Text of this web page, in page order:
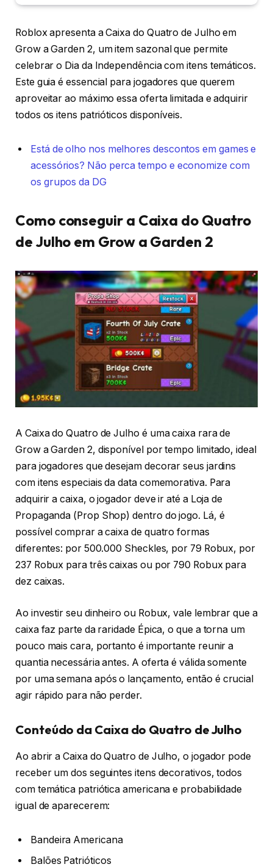
Roblox apresenta a Caixa do Quatro de Julho em
Grow a Garden 2, um item sazonal que permite
celebrar o Dia da Independência com itens temáticos.
Este guia é essencial para jogadores que querem
aproveitar ao máximo essa oferta limitada e adquirir
todos os itens patrióticos disponíveis.
Está de olho nos melhores descontos em games e
acessórios? Não perca tempo e economize com
os grupos da DG
Como conseguir a Caixa do Quatro
de Julho em Grow a Garden 2
A Caixa do Quatro de Julho é uma caixa rara de
Grow a Garden 2, disponível por tempo limitado, ideal
para jogadores que desejam decorar seus jardins
com itens especiais da data comemorativa. Para
adquirir a caixa, o jogador deve ir até a Loja de
Propaganda (Prop Shop) dentro do jogo. Lá, é
possível comprar a caixa de quatro formas
diferentes: por 500.000 Sheckles, por 79 Robux, por
237 Robux para três caixas ou por 790 Robux para
dez caixas.
Ao investir seu dinheiro ou Robux, vale lembrar que a
caixa faz parte da raridade Épica, o que a torna um
pouco mais cara, portanto é importante reunir a
quantia necessária antes. A oferta é válida somente
por uma semana após o lançamento, então é crucial
agir rápido para não perder.
Conteúdo da Caixa do Quatro de Julho
Ao abrir a Caixa do Quatro de Julho, o jogador pode
receber um dos seguintes itens decorativos, todos
com temática patriótica americana e probabilidade
igual de aparecerem:
Bandeira Americana
Balões Patrióticos